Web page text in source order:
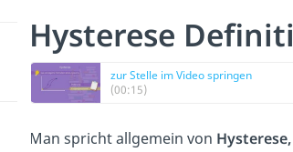
Hysterese
zur Stelle im Video springen
(00:15)
Man spricht allgemein von Hysterese,